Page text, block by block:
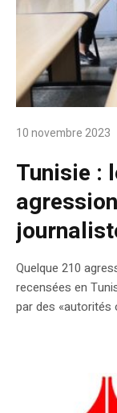
10 novembre 2023
Tunisie :
Quelque 210
recensées en
par des «autorités